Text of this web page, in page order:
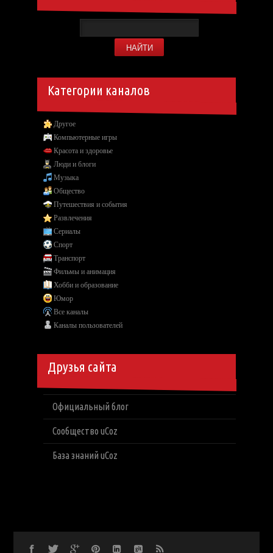
Категории каналов
Другое
Компьютерные игры
Красота и здоровье
Люди и блоги
Музыка
Общество
Путешествия и события
Развлечения
Сериалы
Спорт
Транспорт
Фильмы и анимация
Хобби и образование
Юмор
Все каналы
Каналы пользователей
Друзья сайта
Официальный блог
Сообщество uCoz
База знаний uCoz